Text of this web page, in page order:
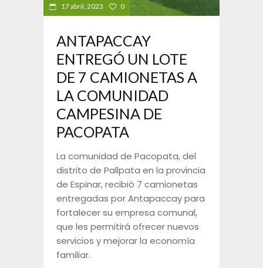
17 abril, 2023 0
ANTAPACCAY
ENTREGÓ UN LOTE
DE 7 CAMIONETAS A
LA COMUNIDAD
CAMPESINA DE
PACOPATA
La comunidad de Pacopata, del
distrito de Pallpata en la provincia
de Espinar, recibió 7 camionetas
entregadas por Antapaccay para
fortalecer su empresa comunal,
que les permitirá ofrecer nuevos
servicios y mejorar la economía
familiar.